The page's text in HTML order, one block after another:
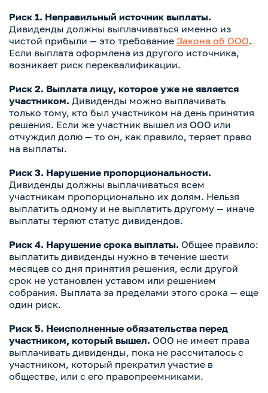
Риск 1. Неправильный источник выплаты.
Дивиденды должны выплачиваться именно из
чистой прибыли — это требование Закона об ООО.
Если выплата оформлена из другого источника,
возникает риск переквалификации.
Риск 2. Выплата лицу, которое уже не является
участником. Дивиденды можно выплачивать
только тому, кто был участником на день принятия
решения. Если же участник вышел из ООО или
отчуждил долю — то он, как правило, теряет право
на выплаты.
Риск 3. Нарушение пропорциональности.
Дивиденды должны выплачиваться всем
участникам пропорционально их долям. Нельзя
выплатить одному и не выплатить другому — иначе
выплаты теряют статус дивидендов.
Риск 4. Нарушение срока выплаты. Общее правило:
выплатить дивиденды нужно в течение шести
месяцев со дня принятия решения, если другой
срок не установлен уставом или решением
собрания. Выплата за пределами этого срока — еще
один риск.
Риск 5. Неисполненные обязательства перед
участником, который вышел. ООО не имеет права
выплачивать дивиденды, пока не рассчиталось с
участником, который прекратил участие в
обществе, или с его правопреемниками.